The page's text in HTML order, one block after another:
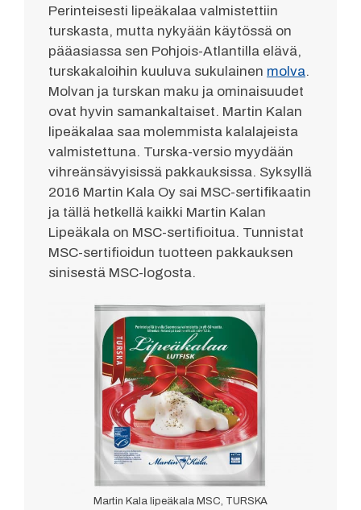
Perinteisesti lipeäkalaa valmistettiin
turskasta, mutta nykyään käytössä on
pääasiassa sen Pohjois-Atlantilla elävä,
turskakaloihin kuuluva sukulainen molva.
Molvan ja turskan maku ja ominaisuudet
ovat hyvin samankaltaiset. Martin Kalan
lipeäkalaa saa molemmista kalalajeista
valmistettuna. Turska-versio myydään
vihreänsävyisissä pakkauksissa. Syksyllä
2016 Martin Kala Oy sai MSC-sertifikaatin
ja tällä hetkellä kaikki Martin Kalan
Lipeäkala on MSC-sertifioitua. Tunnistat
MSC-sertifioidun tuotteen pakkauksen
sinisestä MSC-logosta.
Martin Kala lipeäkala MSC, TURSKA